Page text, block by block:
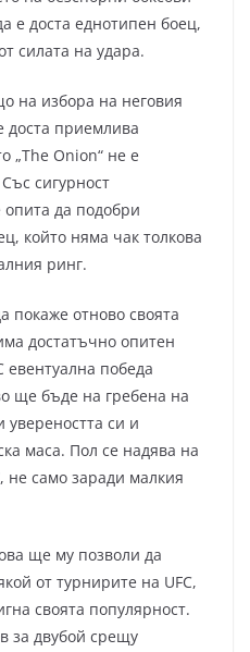
е доста еднотипен боец,
силата на удара.
на избора на неговия
доста приемлива
„The Onion“ не е
сигурност
да подобри
който няма чак толкова
ринг.
покаже отново своята
достатъчно опитен
победа
ще бъде на гребена на
увереността си и
маса. Пол се надява на
не само заради малкия
ще му позволи да
от турнирите на UFC,
своята популярност.
за двубой срещу